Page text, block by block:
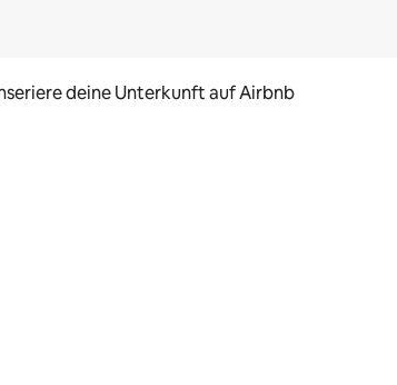
deine Unterkunft auf Airbnb